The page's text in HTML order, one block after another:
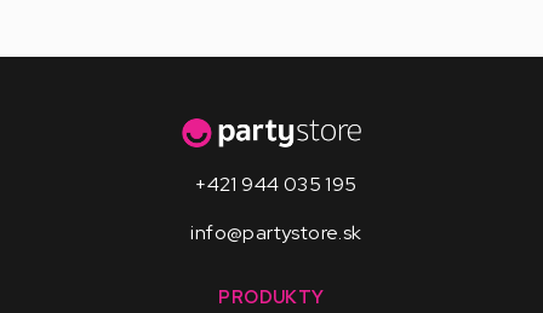
+421 944 035 195
info@partystore.sk
PRODUKTY